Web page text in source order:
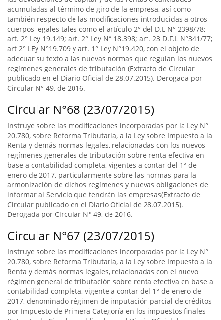
acumuladas al término de giro de la empresa, así como
también respecto de las modificaciones introducidas a otros
cuerpos legales tales como el artículo 2° del D.L N° 2398/78;
art. 2° Ley 19.149; art. 2° Ley N° 18.398; art. 23 D.F.L N°341/77;
art 2° LEy N°19.709 y art. 1° Ley N°19.420, con el objeto de
adecuar su texto a las nuevas normas que regulan los nuevos
regímenes generales de tributación (Extracto de Circular
publicado en el Diario Oficial de 28.07.2015). Derogada por
Circular N° 49, de 2016.
Circular N°68 (23/07/2015)
Instruye sobre las modificaciones incorporadas por la Ley N°
20.780, sobre Reforma Tributaria, a la Ley sobre Impuesto a la
Renta y demás normas legales, relacionadas con los nuevos
regímenes generales de tributación sobre renta efectiva en
base a contabilidad completa, vigentes a contar del 1° de
enero de 2017, particularmente sobre las normas para la
armonización de dichos regímenes y nuevas obligaciones de
informar al Servicio que tendrán las empresas(Extracto de
Circular publicado en el Diario Oficial de 28.07.2015).
Derogada por Circular N° 49, de 2016.
Circular N°67 (23/07/2015)
Instruye sobre las modificaciones incorporadas por la Ley N°
20.780, sobre Reforma Tributaria, a la Ley sobre Impuesto a la
Renta y demás normas legales, relacionadas con el nuevo
régimen general de tributación sobre renta efectiva en base a
contabilidad completa, vigente a contar del 1° de enero de
2017, denominado régimen de imputación parcial de créditos
por Impuesto de Primera Categoría en los impuestos finales